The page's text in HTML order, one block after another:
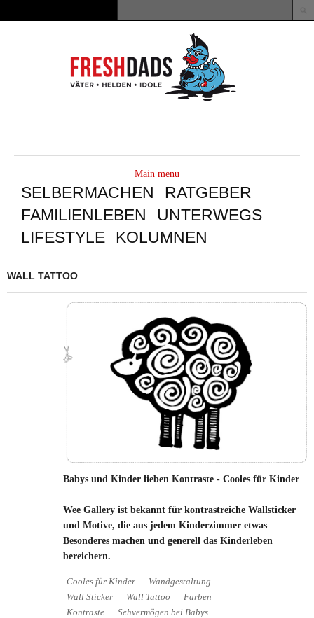
Suchformular
Main menu
SELBERMACHEN
RATGEBER
FAMILIENLEBEN
UNTERWEGS
LIFESTYLE
KOLUMNEN
WALL TATTOO
Babys und Kinder lieben Kontraste - Cooles für Kinder
Wee Gallery ist bekannt für kontrastreiche Wallsticker
und Motive, die aus jedem Kinderzimmer etwas
Besonderes machen und generell das Kinderleben
bereichern.
Cooles für Kinder
Wandgestaltung
Wall Sticker
Wall Tattoo
Farben
Kontraste
Sehvermögen bei Babys